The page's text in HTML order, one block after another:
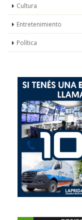
Cultura
Entretenimiento
Política